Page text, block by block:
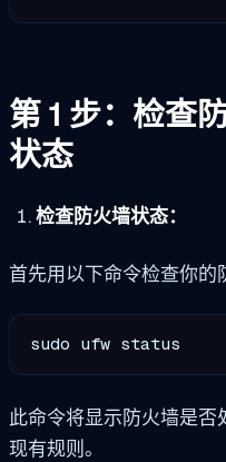
第 1 步：检查
状态
检查防火墙状态：
首先用以下命令检查你的
sudo ufw status
此命令将显示防火墙是
现有规则。